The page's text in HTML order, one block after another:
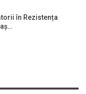
în Rezistența